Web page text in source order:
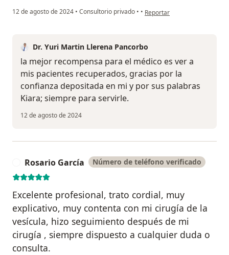
12 de agosto de 2024 • Consultorio privado • • en opinión del usuario Kiara
Reportar
Dr. Yuri Martin Llerena Pancorbo
la mejor recompensa para el médico es ver a
mis pacientes recuperados, gracias por la
confianza depositada en mi y por sus palabras
Kiara; siempre para servirle.
12 de agosto de 2024
Rosario García Número de teléfono verificado
Excelente profesional, trato cordial, muy
explicativo, muy contenta con mi cirugía de la
vesícula, hizo seguimiento después de mi
cirugía , siempre dispuesto a cualquier duda o
consulta.